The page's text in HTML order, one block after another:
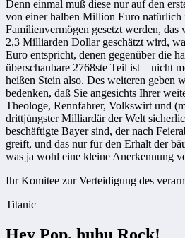
Denn einmal muß diese nur auf den
von einer halben Million Euro natürlich
Familienvermögen gesetzt werden, das
2,3 Milliarden Dollar geschätzt wird,
Euro entspricht, denen gegenüber die
überschaubare 2768ste Teil ist – nicht
heißen Stein also. Des weiteren geben
bedenken, daß Sie angesichts Ihrer
Theologe, Rennfahrer, Volkswirt und
drittjüngster Milliardär der Welt
beschäftigte Bayer sind, der nach
greift, und das nur für den Erhalt der
was ja wohl eine kleine Anerkennung
Ihr Komitee zur Verteidigung des
Titanic